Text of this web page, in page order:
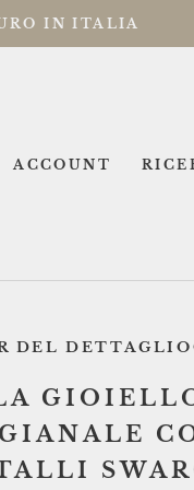
IN ITALIA
ACCOUNT
DEL